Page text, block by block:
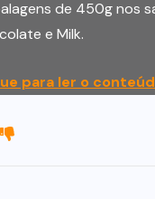
de 450g nos
e Milk.
para ler o